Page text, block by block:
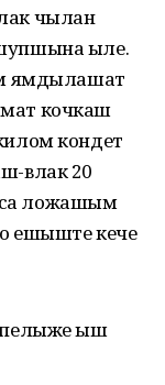
чылан
ыле.
ямдылашат
кочкаш
кондет
влак 20
ложашым
ешыште кече
пелыже ыш